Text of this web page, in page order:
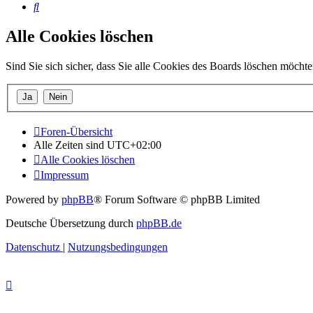
Suche
Alle Cookies löschen
Sind Sie sich sicher, dass Sie alle Cookies des Boards löschen
Foren-Übersicht
Alle Zeiten sind UTC+02:00
Alle Cookies löschen
Impressum
Powered by phpBB® Forum Software © phpBB Limited
Deutsche Übersetzung durch phpBB.de
Datenschutz | Nutzungsbedingungen